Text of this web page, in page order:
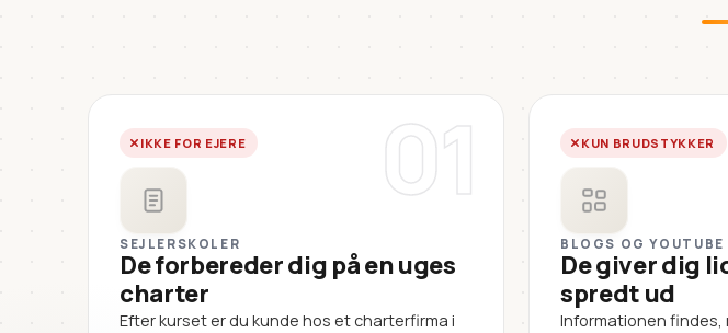
01
IKKE FOR EJERE
SEJLERSKOLER
De forbereder dig på en uges
charter
Efter kurset er du kunde hos et charterfirma i
KUN BRUDSTYKKER
BLOGS OG YOUTUBE
De giver dig
spredt ud
Informationen findes,